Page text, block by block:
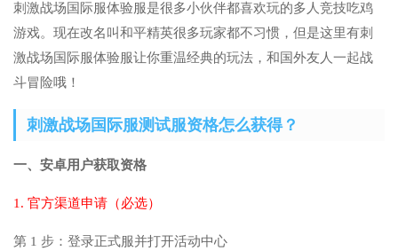
刺激战场国际服体验服是很多小伙伴都喜欢玩的多人竞技吃鸡
游戏。现在改名叫和平精英很多玩家都不习惯，但是这里有刺
激战场国际服体验服让你重温经典的玩法，和国外友人一起战
斗冒险哦！
刺激战场国际服测试服资格怎么获得？
一、安卓用户获取资格
1. 官方渠道申请（必选）
第 1 步：登录正式服并打开活动中心